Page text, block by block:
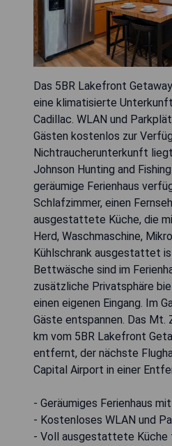
Das 5BR Lakefront
eine klimatisierte
Cadillac. WLAN und
Gästen kostenlos zur
Nichtraucherunterkunft
Johnson Hunting and
geräumige Ferienhaus
Schlafzimmer, einen
ausgestattete Küche, die
Herd, Waschmaschine,
Kühlschrank ausgestattet
Bettwäsche sind im
zusätzliche Privatsphäre
einen eigenen Eingang. Im
Gäste entspannen. Das Mt.
km vom 5BR Lakefront
entfernt, der nächste
Capital Airport in einer
- Geräumiges Ferienhaus
- Kostenloses WLAN und
- Voll ausgestattete Küche